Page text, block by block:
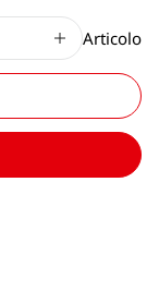
Articolo